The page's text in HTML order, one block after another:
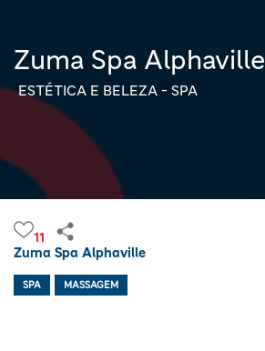
Zuma Spa Alphaville
ESTÉTICA E BELEZA - SPA
11
Zuma Spa Alphaville
SPA MASSAGEM